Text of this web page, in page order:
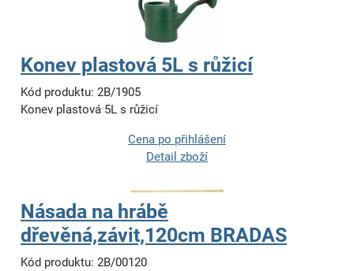
Konev plastová 5L s růžicí
Kód produktu: 2B/1905
Konev plastová 5L s růžicí
Cena po přihlášení
Detail zboží
Násada na hrábě
dřevěná,závit,120cm BRADAS
Kód produktu: 2B/00120